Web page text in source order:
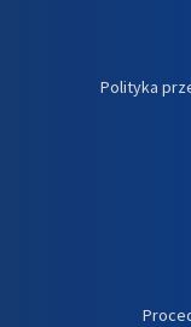
Polityka